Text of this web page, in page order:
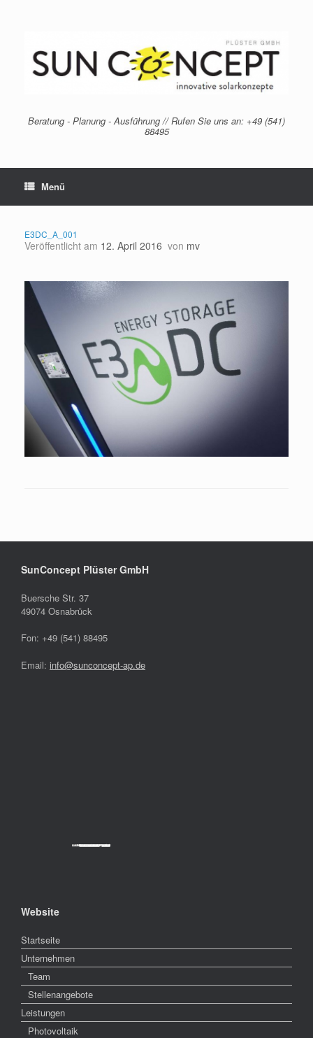
Beratung - Planung - Ausführung // Rufen Sie uns an: +49 (541)
88495
Menü
E3DC_A_001
Veröffentlicht am 12. April 2016 von mv
SunConcept Plüster GmbH
Buersche Str. 37
49074 Osnabrück
Fon: +49 (541) 88495
Email: info@sunconcept-ap.de
Powered by &cheap tickets
Website
Startseite
Unternehmen
Team
Stellenangebote
Leistungen
Photovoltaik